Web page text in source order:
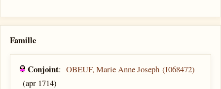
Famille
Conjoint:OBEUF, Marie Anne Joseph (I068472)
(apr 1714)